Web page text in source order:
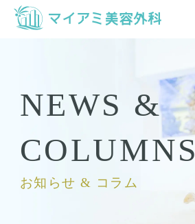
NEWS &
COLUMNS
お知らせ & コラム